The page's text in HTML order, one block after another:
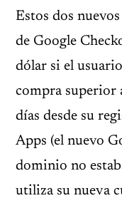
Estos dos
de Google
dólar si el
compra superior
días desde su
Apps (el nuevo
dominio no
utiliza su nueva